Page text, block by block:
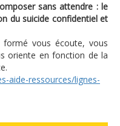
sans attendre : le
du suicide confidentiel et
vous écoute, vous
oriente en fonction de la
aide-ressources/lignes-